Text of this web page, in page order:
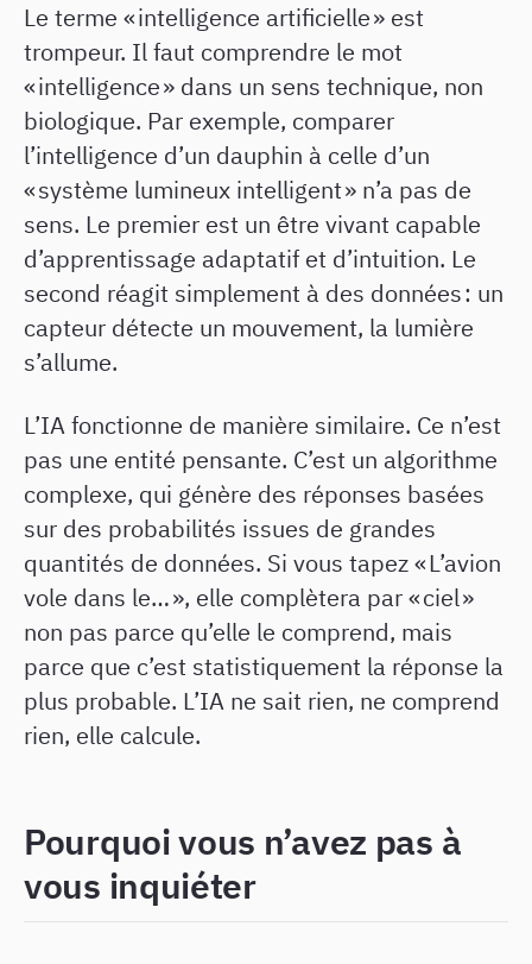
Le terme « intelligence artificielle » est
trompeur. Il faut comprendre le mot
« intelligence » dans un sens technique, non
biologique. Par exemple, comparer
l’intelligence d’un dauphin à celle d’un
« système lumineux intelligent » n’a pas de
sens. Le premier est un être vivant capable
d’apprentissage adaptatif et d’intuition. Le
second réagit simplement à des données : un
capteur détecte un mouvement, la lumière
s’allume.
L’IA fonctionne de manière similaire. Ce n’est
pas une entité pensante. C’est un algorithme
complexe, qui génère des réponses basées
sur des probabilités issues de grandes
quantités de données. Si vous tapez « L’avion
vole dans le… », elle complètera par « ciel »
non pas parce qu’elle le comprend, mais
parce que c’est statistiquement la réponse la
plus probable. L’IA ne sait rien, ne comprend
rien, elle calcule.
Pourquoi vous n’avez pas à
vous inquiéter